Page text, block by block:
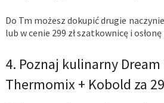
Do Tm możesz dokupić drugie
lub w cenie 299 zł szatkownicę i
4. Poznaj kulinarny Dream
Thermomix + Kobold za